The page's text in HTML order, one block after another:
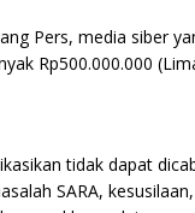
Pers, media siber
Rp500.000.000
tidak dapat
SARA,